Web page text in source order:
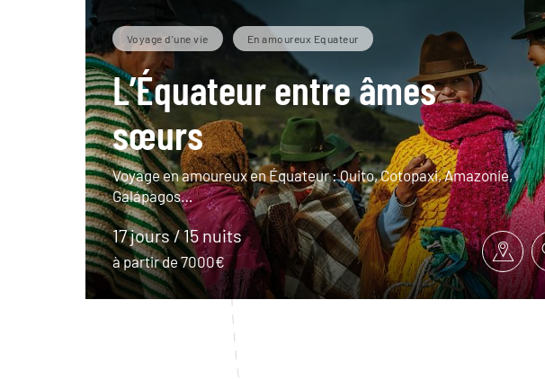
Voyage d'une vie En amoureux Equateur
L’Équateur entre âmes
sœurs
Voyage en amoureux en Équateur : Quito, Cotopaxi, Amazonie,
Galápagos…
17 jours / 15 nuits
à partir de 7000€